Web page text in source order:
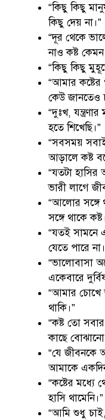
“কিছু কিছু
কিছু দেয় না।”
“দূর থেকে
নাও কষ্ট
“কিছু কিছু
“আমার
কেউ জানতেও
“দুঃখ,
হতে শিখেছি।”
“সবসময়
আড়ালে কষ্ট
“যতটা হাসির
ভারী লাগে
“আলোর সঙ্গে
সঙ্গে থাকে
“যতই সামনে
যেতে পারে
“ভালোবাসা
একেবারে
“আমার চোখে
থাকি।”
“কষ্ট তো
কাছে
“যে জীবনকে
আমাকে
“কষ্টের
হাসি থামেনি।”
“আমি শুধু